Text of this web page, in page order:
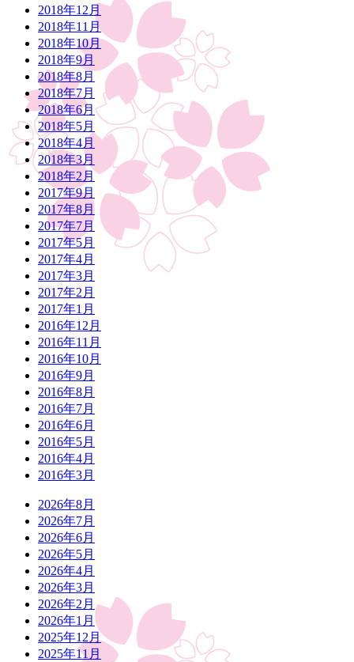
2018年12月
2018年11月
2018年10月
2018年9月
2018年8月
2018年7月
2018年6月
2018年5月
2018年4月
2018年3月
2018年2月
2017年9月
2017年8月
2017年7月
2017年5月
2017年4月
2017年3月
2017年2月
2017年1月
2016年12月
2016年11月
2016年10月
2016年9月
2016年8月
2016年7月
2016年6月
2016年5月
2016年4月
2016年3月
2026年8月
2026年7月
2026年6月
2026年5月
2026年4月
2026年3月
2026年2月
2026年1月
2025年12月
2025年11月